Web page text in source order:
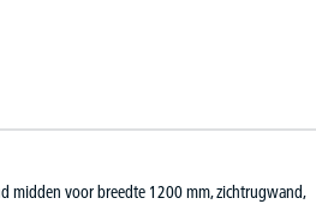
midden voor breedte 1200 mm, zichtrugwand,